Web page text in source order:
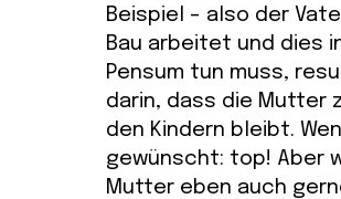
Beispiel – also der
Bau arbeitet und dies
Pensum tun muss,
darin, dass die Mutter
den Kindern bleibt.
gewünscht: top! Aber
Mutter eben auch